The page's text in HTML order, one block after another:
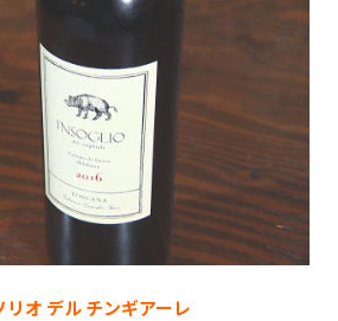
リオ デル チンギアーレ